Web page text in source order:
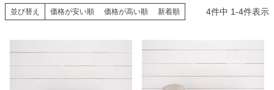
並び替え 価格が安い順 価格が高い順 新着順 4件中 1-4件表示